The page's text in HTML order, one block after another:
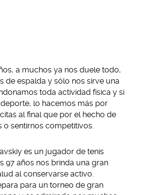
a muchos ya nos duele todo,
de espalda y sólo nos sirve una
toda actividad física y si
lo hacemos más por
al final que por el hecho de
o sentirnos competitivos.
es un jugador de tenis
97 años nos brinda una gran
al conservarse activo.
para un torneo de gran